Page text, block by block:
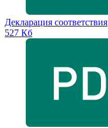
Декларация соответствия
527 Кб